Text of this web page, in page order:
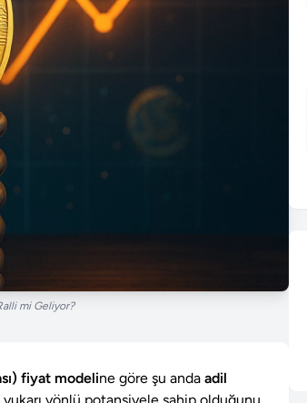
mi Geliyor?
fiyat modeline göre şu anda adil